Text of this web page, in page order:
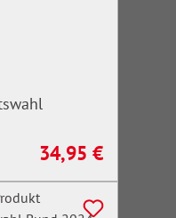
Regulärer Preis:
34,95 €